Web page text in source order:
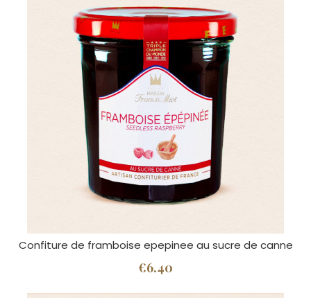
Confiture de framboise epepinee au sucre de canne
€6.40